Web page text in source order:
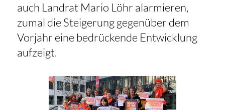
auch Landrat Mario Löhr alarmieren,
zumal die Steigerung gegenüber dem
Vorjahr eine bedrückende Entwicklung
aufzeigt.